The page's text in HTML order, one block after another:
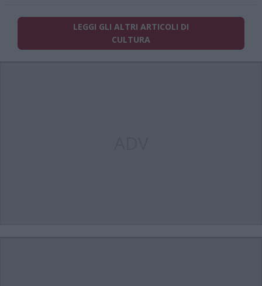
LEGGI GLI ALTRI ARTICOLI DI
CULTURA